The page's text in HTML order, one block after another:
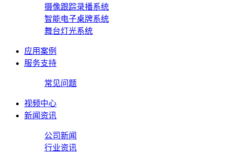
摄像跟踪录播系统
智能电子桌牌系统
舞台灯光系统
应用案例
服务支持
常见问题
视频中心
新闻资讯
公司新闻
行业资讯